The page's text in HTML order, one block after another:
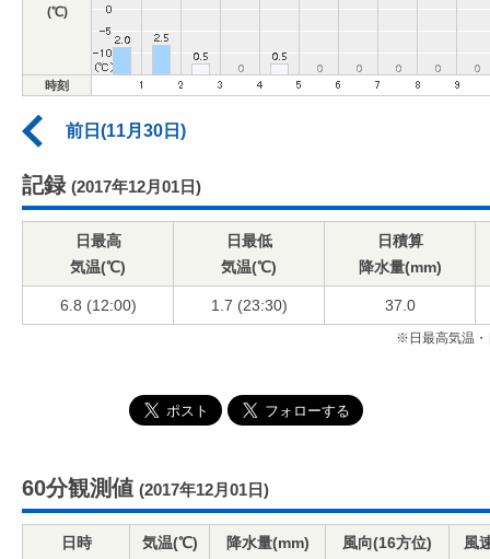
(℃)
時刻
前日(11月30日)
記録 (2017年12月01日)
日最高
気温(℃)
日最低
気温(℃)
日積算
降水量(mm)
6.8 (12:00) 1.7 (23:30) 37.0
※日最高気温・
60分観測値 (2017年12月01日)
日時 気温(℃) 降水量(mm) 風向(16方位) 風